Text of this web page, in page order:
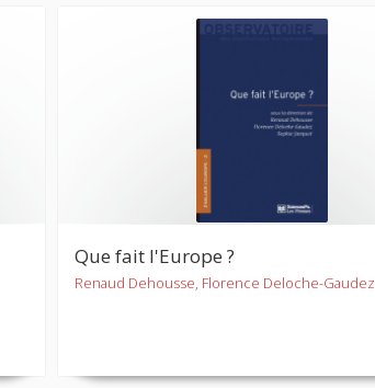
Que fait l'Europe ?
Renaud Dehousse, Florence Deloche-Gaudez